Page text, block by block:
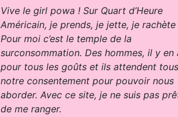
Vive le girl powa ! Sur Quart d’Heure
Américain, je prends, je jette, je rachète
Pour moi c’est le temple de la
surconsommation. Des hommes, il y en
pour tous les goûts et ils attendent tous
notre consentement pour pouvoir nous
aborder. Avec ce site, je ne suis pas
de me ranger.